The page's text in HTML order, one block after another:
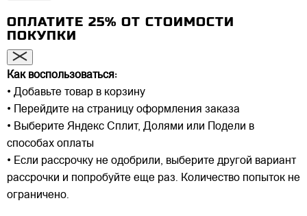
ОПЛАТИТЕ 25% ОТ СТОИМОСТИ
ПОКУПКИ
Как воспользоваться:
• Добавьте товар в корзину
• Перейдите на страницу оформления заказа
• Выберите Яндекс Сплит, Долями или Подели в
способах оплаты
• Если рассрочку не одобрили, выберите другой вариант
рассрочки и попробуйте еще раз. Количество попыток не
ограничено.